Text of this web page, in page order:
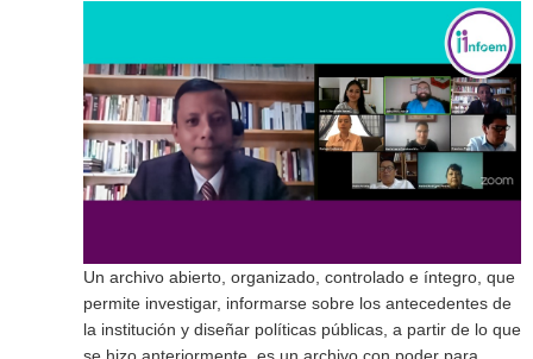
Un archivo abierto, organizado, controlado e íntegro, que
permite investigar, informarse sobre los antecedentes de
la institución y diseñar políticas públicas, a partir de lo que